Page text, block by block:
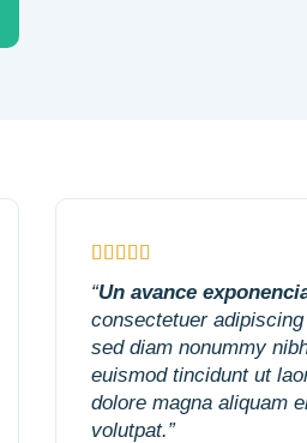
“Un avance
consectetuer adipiscing
sed diam nonummy
euismod tincidunt ut
dolore magna aliquam
volutpat.”